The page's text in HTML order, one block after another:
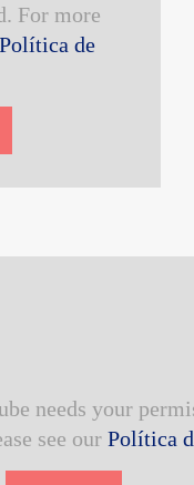
For more
Política de
needs your
see our Política